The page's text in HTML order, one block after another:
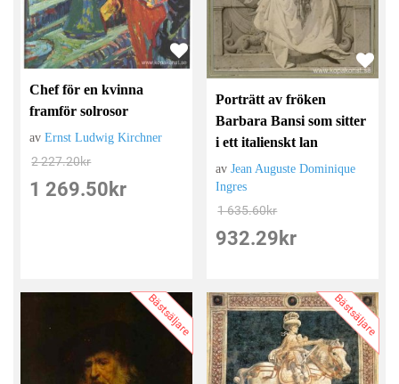
Chef för en kvinna
framför solrosor
avErnst Ludwig Kirchner
2 227.20kr
1 269.50 kr
Porträtt av fröken
Barbara Bansi som sitter
i ett italienskt lan
avJean Auguste Dominique
Ingres
1 635.60kr
932.29 kr
Bästsäljare Bästsäljare